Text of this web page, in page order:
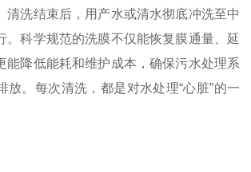
清洗结束后，用产水或清水彻底冲洗至中
。科学规范的洗膜不仅能恢复膜通量、延
能降低能耗和维护成本，确保污水处理系
放。每次清洗，都是对水处理“心脏”的一